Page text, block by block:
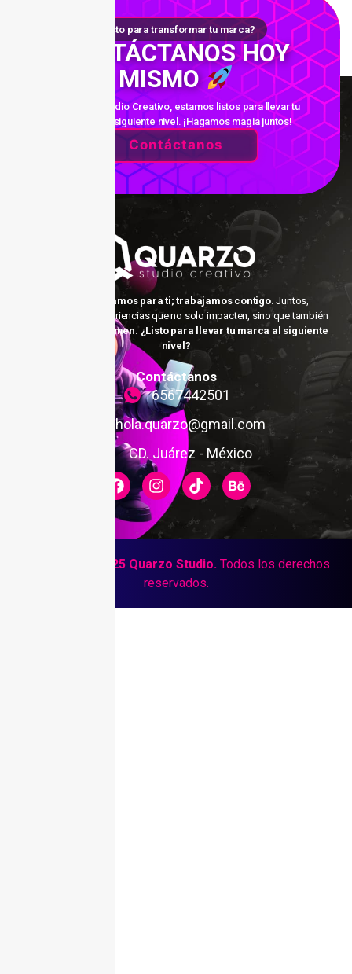
¿Listo para transformar tu marca?
CONTÁCTANOS HOY
MISMO
En Quarzo Studio Creativo, estamos listos para llevar tu
proyecto al siguiente nivel. ¡Hagamos magia juntos!
Contáctanos
No solo trabajamos para ti; trabajamos contigo. Juntos,
podemos crear experiencias que no solo impacten, sino que también
inspiren y transformen. ¿Listo para llevar tu marca al siguiente
nivel?
Contáctanos
6567442501
hola.quarzo@gmail.com
CD. Juárez - México
Copyright © 2025 Quarzo Studio. Todos los derechos
reservados.